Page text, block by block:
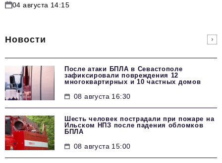
04 августа 14:15
Новости
После атаки БПЛА в Севастополе
зафиксировали повреждения 12
многоквартирных и 10 частных домов
08 августа 16:30
Шесть человек пострадали при пожаре на
Ильском НПЗ после падения обломков
БПЛА
08 августа 15:00